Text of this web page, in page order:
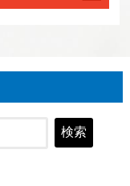
検索